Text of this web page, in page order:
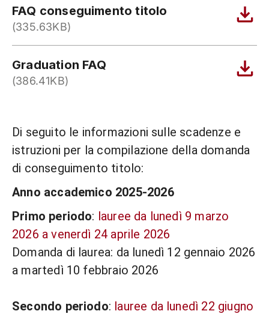
FAQ conseguimento titolo
(335.63KB)
Graduation FAQ
(386.41KB)
Di seguito le informazioni sulle scadenze e
istruzioni per la compilazione della domanda
di conseguimento titolo:
Anno accademico 2025-2026
Primo periodo: lauree da lunedì 9 marzo
2026 a venerdì 24 aprile 2026
Domanda di laurea: da lunedì 12 gennaio 2026
a martedì 10 febbraio 2026
Secondo periodo: lauree da lunedì 22 giugno